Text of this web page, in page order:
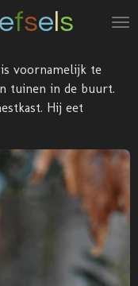
efse s
voornamelijk te
tuinen in de buurt.
Hij eet